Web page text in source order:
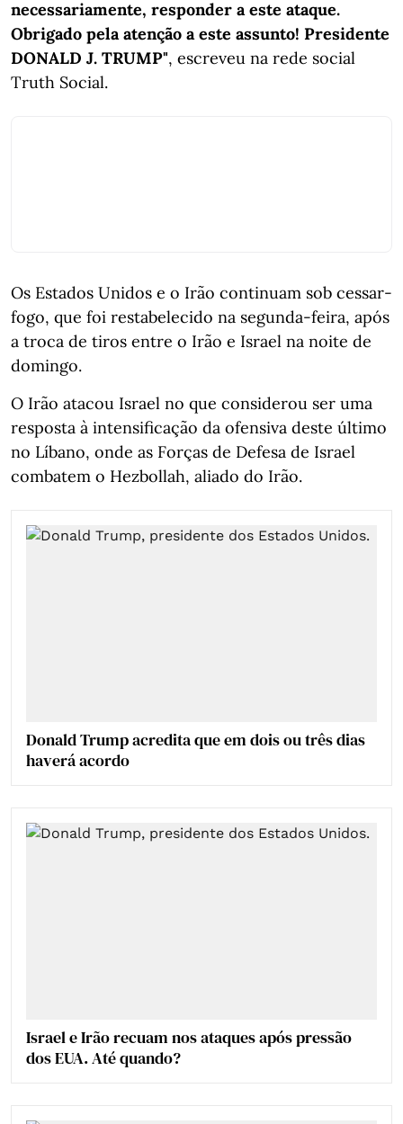
necessariamente, responder a este ataque.
Obrigado pela atenção a este assunto! Presidente
DONALD J. TRUMP", escreveu na rede social
Truth Social.
Os Estados Unidos e o Irão continuam sob cessar-
fogo, que foi restabelecido na segunda-feira, após
a troca de tiros entre o Irão e Israel na noite de
domingo.
O Irão atacou Israel no que considerou ser uma
resposta à intensificação da ofensiva deste último
no Líbano, onde as Forças de Defesa de Israel
combatem o Hezbollah, aliado do Irão.
Donald Trump acredita que em dois ou três dias
haverá acordo
Israel e Irão recuam nos ataques após pressão
dos EUA. Até quando?